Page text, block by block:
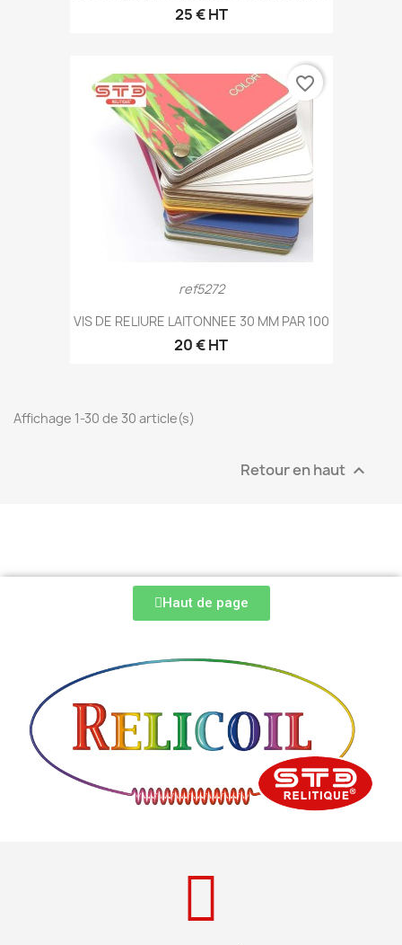
25 € HT
ref5272
VIS DE RELIURE LAITONNEE 30 MM PAR 100
20 € HT
favorite_border
Affichage 1-30 de 30 article(s)
Retour en haut 
Haut de page